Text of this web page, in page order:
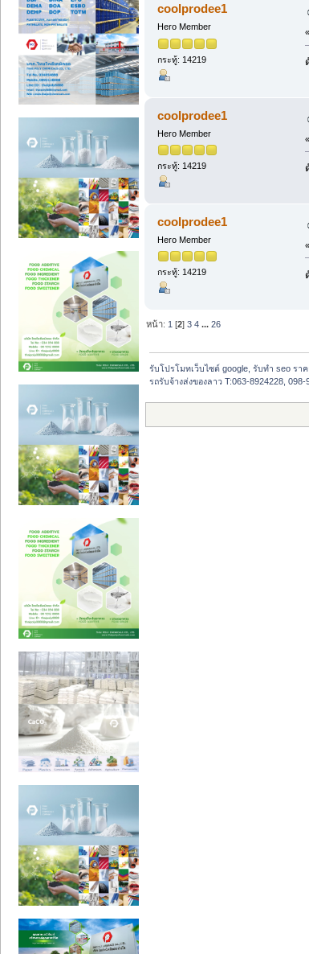
coolprodee1
Hero Member
กระทู้: 14219
«
coolprodee1
Hero Member
กระทู้: 14219
«
coolprodee1
Hero Member
กระทู้: 14219
«
หน้า: 1 [2]3 4 ...26
รับโปรโมทเว็บไซต์ google, รับทำ seo รา
รถรับจ้างส่งของลาว T:063-8924228,